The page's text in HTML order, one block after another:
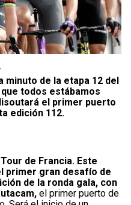
minuto de la etapa 12 del
todos estábamos
el primer puerto
edición 112.
de Francia. Este
primer gran desafío de
de la ronda gala, con
el primer puerto de